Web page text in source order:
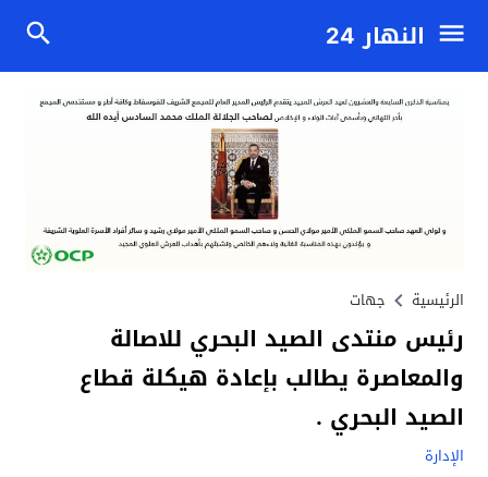
النهار 24
الرئيسية جهات
رئيس منتدى الصيد البحري للاصالة
والمعاصرة يطالب بإعادة هيكلة قطاع
الصيد البحري .
الإدارة